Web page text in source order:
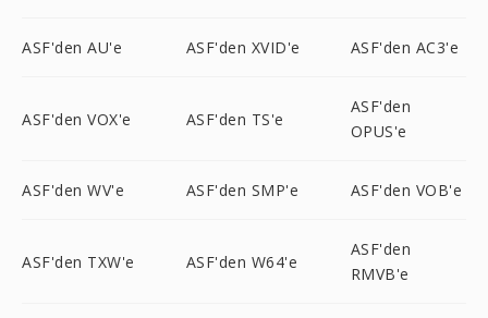
ASF'den AU'e ASF'den XVID'e ASF'den AC3'e
ASF'den VOX'e ASF'den TS'e
ASF'den
OPUS'e
ASF'den WV'e ASF'den SMP'e ASF'den VOB'e
ASF'den TXW'e ASF'den W64'e
ASF'den
RMVB'e